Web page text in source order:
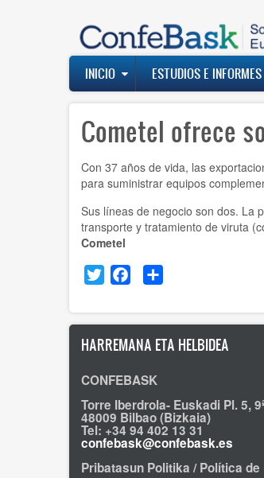
Navegación
principal
INICIO ESTUDIOS E INFORMES
Cometel ofrece
Con 37 años de vida, las
para suministrar equipos
Sus líneas de negocio son dos. La
transporte y tratamiento de viruta
Cometel
Twitter Facebook
HARREMANA ETA HELBIDEA
CONFEBASK
Torre Iberdrola- Euskadi Pl. 5,
48009 Bilbao (Bizkaia)
Tel: +34 94 402 13 31
confebask@confebask.es
Pribatasun Politika / Política